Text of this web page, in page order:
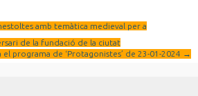
amb temàtica medieval per a
de la fundació de la ciutat
el programa de ‘Protagonistes’ de 23-01-2024 →